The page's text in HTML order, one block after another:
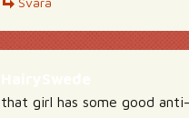
that girl has some good